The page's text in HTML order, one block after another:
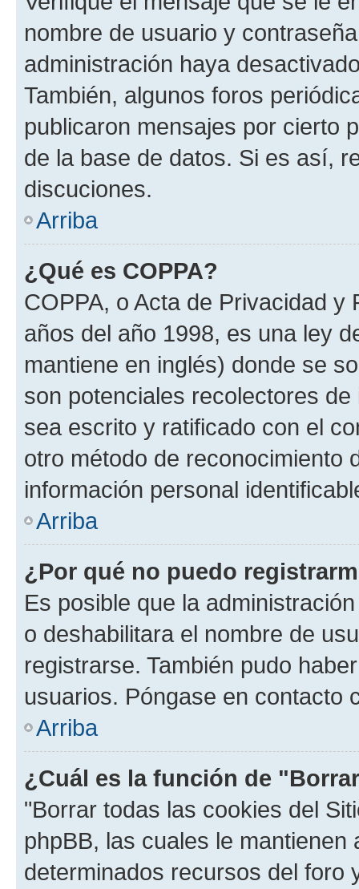
nombre de usuario y
administración haya
También, algunos foros
publicaron mensajes por cierto
de la base de datos. Si es así,
discuciones.
Arriba
¿Qué es COPPA?
COPPA, o Acta de Privacidad
años del año 1998, es una ley
mantiene en inglés) donde se
son potenciales recolectores
sea escrito y ratificado con el
otro método de reconocimiento
información personal
Arriba
¿Por qué no puedo
Es posible que la
o deshabilitara el nombre de
registrarse. También pudo
usuarios. Póngase en contacto
Arriba
¿Cuál es la función de
"Borrar todas las cookies del
phpBB, las cuales le
determinados recursos del foro